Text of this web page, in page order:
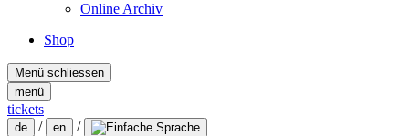
Online Archiv
Shop
Menü schliessen
menü
tickets
de / en /